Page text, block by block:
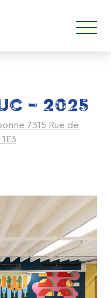
– 2025
7315 Rue de